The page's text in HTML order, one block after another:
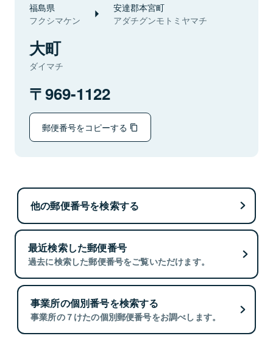
福島県
フクシマケン
安達郡本宮町
アダチグンモトミヤマチ
大町
ダイマチ
969-1122
郵便番号をコピーする
他の郵便番号を検索する
最近検索した郵便番号
過去に検索した郵便番号をご覧いただけます。
事業所の個別番号を検索する
事業所の７けたの個別郵便番号をお調べします。